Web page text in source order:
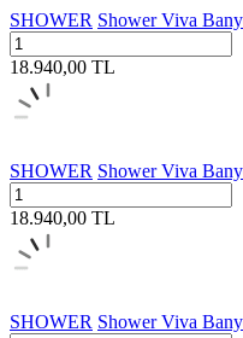
SHOWER Shower Viva
18.940,00 TL
SHOWER Shower Viva
18.940,00 TL
SHOWER Shower Viva